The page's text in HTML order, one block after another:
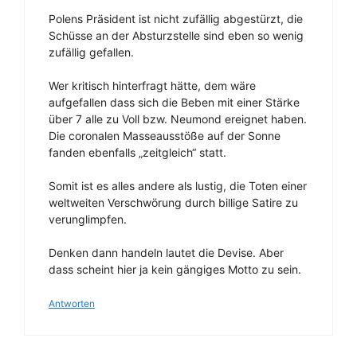
Polens Präsident ist nicht zufällig abgestürzt, die
Schüsse an der Absturzstelle sind eben so wenig
zufällig gefallen.
Wer kritisch hinterfragt hätte, dem wäre
aufgefallen dass sich die Beben mit einer Stärke
über 7 alle zu Voll bzw. Neumond ereignet haben.
Die coronalen Masseausstöße auf der Sonne
fanden ebenfalls „zeitgleich“ statt.
Somit ist es alles andere als lustig, die Toten einer
weltweiten Verschwörung durch billige Satire zu
verunglimpfen.
Denken dann handeln lautet die Devise. Aber
dass scheint hier ja kein gängiges Motto zu sein.
Antworten